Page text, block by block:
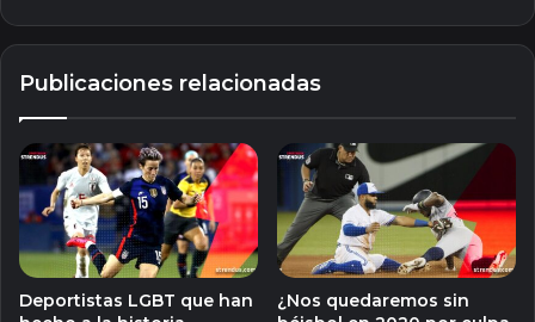
Publicaciones relacionadas
Deportistas LGBT que han
¿Nos quedaremos sin